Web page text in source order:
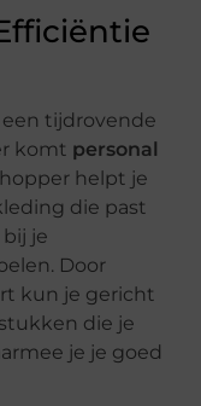
tijdrovende
komt personal
helpt je
die past
je
Door
kun je gericht
die je
je je goed